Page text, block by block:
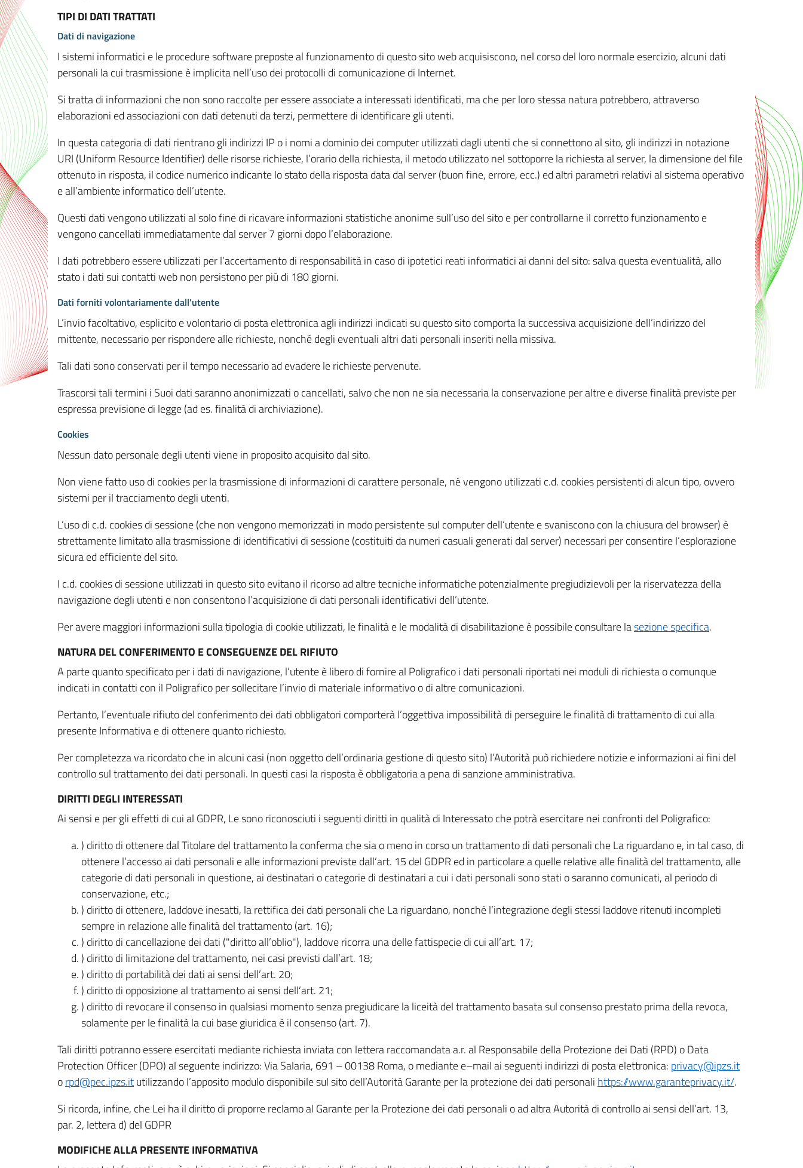
TIPI DI DATI TRATTATI
Dati di navigazione
I sistemi informatici e le procedure software preposte al funzionamento di questo sito web acquisiscono, nel corso del loro normale esercizio, alcuni dati
personali la cui trasmissione è implicita nell’uso dei protocolli di comunicazione di Internet.
Si tratta di informazioni che non sono raccolte per essere associate a interessati identificati, ma che per loro stessa natura potrebbero, attraverso
elaborazioni ed associazioni con dati detenuti da terzi, permettere di identificare gli utenti.
In questa categoria di dati rientrano gli indirizzi IP o i nomi a dominio dei computer utilizzati dagli utenti che si connettono al sito, gli indirizzi in notazione
URI (Uniform Resource Identifier) delle risorse richieste, l’orario della richiesta, il metodo utilizzato nel sottoporre la richiesta al server, la dimensione del file
ottenuto in risposta, il codice numerico indicante lo stato della risposta data dal server (buon fine, errore, ecc.) ed altri parametri relativi al sistema operativo
e all’ambiente informatico dell’utente.
Questi dati vengono utilizzati al solo fine di ricavare informazioni statistiche anonime sull’uso del sito e per controllarne il corretto funzionamento e
vengono cancellati immediatamente dal server 7 giorni dopo l’elaborazione.
I dati potrebbero essere utilizzati per l’accertamento di responsabilità in caso di ipotetici reati informatici ai danni del sito: salva questa eventualità, allo
stato i dati sui contatti web non persistono per più di 180 giorni.
Dati forniti volontariamente dall’utente
L’invio facoltativo, esplicito e volontario di posta elettronica agli indirizzi indicati su questo sito comporta la successiva acquisizione dell’indirizzo del
mittente, necessario per rispondere alle richieste, nonché degli eventuali altri dati personali inseriti nella missiva.
Tali dati sono conservati per il tempo necessario ad evadere le richieste pervenute.
Trascorsi tali termini i Suoi dati saranno anonimizzati o cancellati, salvo che non ne sia necessaria la conservazione per altre e diverse finalità previste per
espressa previsione di legge (ad es. finalità di archiviazione).
Cookies
Nessun dato personale degli utenti viene in proposito acquisito dal sito.
Non viene fatto uso di cookies per la trasmissione di informazioni di carattere personale, né vengono utilizzati c.d. cookies persistenti di alcun tipo, ovvero
sistemi per il tracciamento degli utenti.
L’uso di c.d. cookies di sessione (che non vengono memorizzati in modo persistente sul computer dell’utente e svaniscono con la chiusura del browser) è
strettamente limitato alla trasmissione di identificativi di sessione (costituiti da numeri casuali generati dal server) necessari per consentire l’esplorazione
sicura ed efficiente del sito.
I c.d. cookies di sessione utilizzati in questo sito evitano il ricorso ad altre tecniche informatiche potenzialmente pregiudizievoli per la riservatezza della
navigazione degli utenti e non consentono l’acquisizione di dati personali identificativi dell’utente.
Per avere maggiori informazioni sulla tipologia di cookie utilizzati, le finalità e le modalità di disabilitazione è possibile consultare lasezione specifica.
NATURA DEL CONFERIMENTO E CONSEGUENZE DEL RIFIUTO
A parte quanto specificato per i dati di navigazione, l’utente è libero di fornire al Poligrafico i dati personali riportati nei moduli di richiesta o comunque
indicati in contatti con il Poligrafico per sollecitare l’invio di materiale informativo o di altre comunicazioni.
Pertanto, l’eventuale rifiuto del conferimento dei dati obbligatori comporterà l’oggettiva impossibilità di perseguire le finalità di trattamento di cui alla
presente Informativa e di ottenere quanto richiesto.
Per completezza va ricordato che in alcuni casi (non oggetto dell’ordinaria gestione di questo sito) l’Autorità può richiedere notizie e informazioni ai fini del
controllo sul trattamento dei dati personali. In questi casi la risposta è obbligatoria a pena di sanzione amministrativa.
DIRITTI DEGLI INTERESSATI
Ai sensi e per gli effetti di cui al GDPR, Le sono riconosciuti i seguenti diritti in qualità di Interessato che potrà esercitare nei confronti del Poligrafico:
) diritto di ottenere dal Titolare del trattamento la conferma che sia o meno in corso un trattamento di dati personali che La riguardano e, in tal caso, di
ottenere l’accesso ai dati personali e alle informazioni previste dall’art. 15 del GDPR ed in particolare a quelle relative alle finalità del trattamento, alle
categorie di dati personali in questione, ai destinatari o categorie di destinatari a cui i dati personali sono stati o saranno comunicati, al periodo di
conservazione, etc.;
) diritto di ottenere, laddove inesatti, la rettifica dei dati personali che La riguardano, nonché l’integrazione degli stessi laddove ritenuti incompleti
sempre in relazione alle finalità del trattamento (art. 16);
) diritto di cancellazione dei dati ("diritto all’oblio"), laddove ricorra una delle fattispecie di cui all’art. 17;
) diritto di limitazione del trattamento, nei casi previsti dall’art. 18;
) diritto di portabilità dei dati ai sensi dell’art. 20;
) diritto di opposizione al trattamento ai sensi dell’art. 21;
) diritto di revocare il consenso in qualsiasi momento senza pregiudicare la liceità del trattamento basata sul consenso prestato prima della revoca,
solamente per le finalità la cui base giuridica è il consenso (art. 7).
Tali diritti potranno essere esercitati mediante richiesta inviata con lettera raccomandata a.r. al Responsabile della Protezione dei Dati (RPD) o Data
Protection Officer (DPO) al seguente indirizzo: Via Salaria, 691 – 00138 Roma, o mediante e–mail ai seguenti indirizzi di posta elettronica: privacy@ipzs.it
orpd@pec.ipzs.itutilizzando l’apposito modulo disponibile sul sito dell’Autorità Garante per la protezione dei dati personali https://www.garanteprivacy.it/.
Si ricorda, infine, che Lei ha il diritto di proporre reclamo al Garante per la Protezione dei dati personali o ad altra Autorità di controllo ai sensi dell’art. 13,
par. 2, lettera d) del GDPR
MODIFICHE ALLA PRESENTE INFORMATIVA